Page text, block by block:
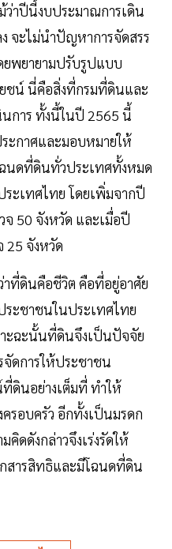
ว่าปีนี้งบประมาณการเดิน
จะไม่นำปัญหาการจัดสรร
ยพยายามปรับรูปแบบ
ชน์ นี่คือสิ่งที่กรมที่ดินและ
นการ ทั้งนี้ในปี 2565 นี้
ะกาศและมอบหมายให้
นดที่ดินทั่วประเทศทั้งหมด
ะเทศไทย โดยเพิ่มจากปี
จ 50 จังหวัด และเมื่อปี
25 จังหวัด
าที่ดินคือชีวิต คือที่อยู่อาศัย
ะชาชนในประเทศไทย
ะฉะนั้นที่ดินจึงเป็นปัจจัย
ดการให้ประชาชน
ที่ดินอย่างเต็มที่ ทำให้
รอบครัว อีกทั้งเป็นมรดก
ดดังกล่าวจึงเร่งรัดให้
สารสิทธิและมีโฉนดที่ดิน